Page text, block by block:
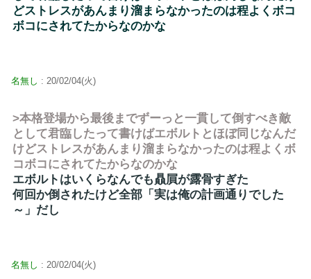
どストレスがあんまり溜まらなかったのは程よくボコ
ボコにされてたからなのかな
名無し : 20/02/04(火)
>本格登場から最後までずーっと一貫して倒すべき敵
として君臨したって書けばエボルトとほぼ同じなんだ
けどストレスがあんまり溜まらなかったのは程よくボ
コボコにされてたからなのかな
エボルトはいくらなんでも贔屓が露骨すぎた
何回か倒されたけど全部「実は俺の計画通りでした
～」だし
名無し : 20/02/04(火)